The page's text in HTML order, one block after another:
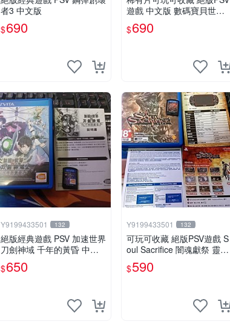
者3 中文版
$690
遊戲 中文版 數碼寶貝世界
新秩序
$690
Y9199433501 132
絕版經典遊戲 PSV 加速世界
刀劍神域 千年的黃昏 中文
版
$650
Y9199433501 132
可玩可收藏 絕版PSV遊戲 S
oul Sacrifice 闇魂獻祭 靈魂
祭品 中文版 單卡560 完整5
90
$590